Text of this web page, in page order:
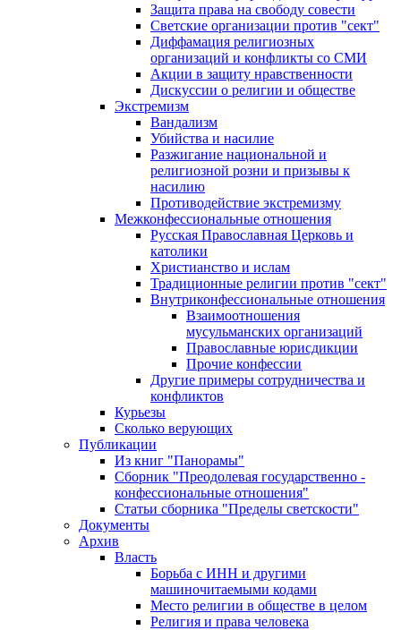
Защита права на свободу совести
Светские организации против "сект"
Диффамация религиозных
организаций и конфликты со СМИ
Акции в защиту нравственности
Дискуссии о религии и обществе
Экстремизм
Вандализм
Убийства и насилие
Разжигание национальной и
религиозной розни и призывы к
насилию
Противодействие экстремизму
Межконфессиональные отношения
Русская Православная Церковь и
католики
Христианство и ислам
Традиционные религии против "сект"
Внутриконфессиональные отношения
Взаимоотношения
мусульманских организаций
Православные юрисдикции
Прочие конфессии
Другие примеры сотрудничества и
конфликтов
Курьезы
Сколько верующих
Публикации
Из книг "Панорамы"
Сборник "Преодолевая государственно -
конфессиональные отношения"
Статьи сборника "Пределы светскости"
Документы
Архив
Власть
Борьба с ИНН и другими
машиночитаемыми кодами
Место религии в обществе в целом
Религия и права человека